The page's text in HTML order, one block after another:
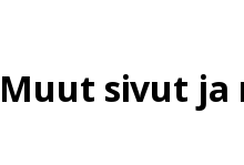
Muut sivut ja